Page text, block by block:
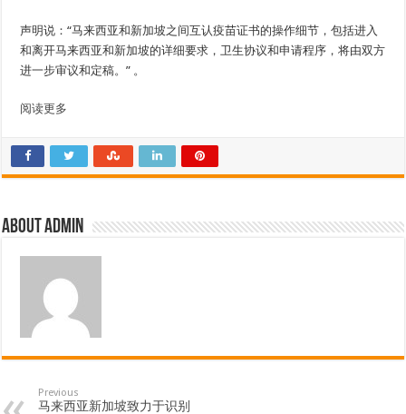
声明说：“马来西亚和新加坡之间互认疫苗证书的操作细节，包括进入
和离开马来西亚和新加坡的详细要求，卫生协议和申请程序，将由双方
进一步审议和定稿。” 。
阅读更多
About admin
Previous
马来西亚新加坡致力于识别